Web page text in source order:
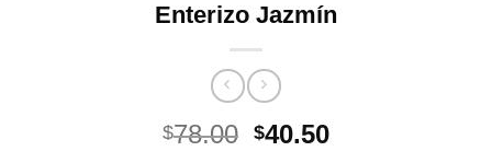
Enterizo Jazmín
$78.00 El
$40.50El